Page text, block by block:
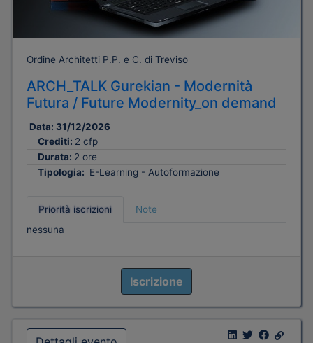
Ordine Architetti P.P. e C. di Treviso
ARCH_TALK Gurekian - Modernità
Futura / Future Modernity_on demand
Data: 31/12/2026
Crediti: 2 cfp
Durata: 2 ore
Tipologia: E-Learning - Autoformazione
Priorità iscrizioni
Note
nessuna
Iscrizione